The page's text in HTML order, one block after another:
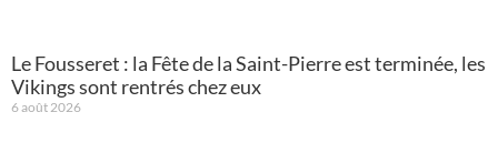
Le Fousseret : la Fête de la Saint-Pierre est terminée, les
Vikings sont rentrés chez eux
6 août 2026